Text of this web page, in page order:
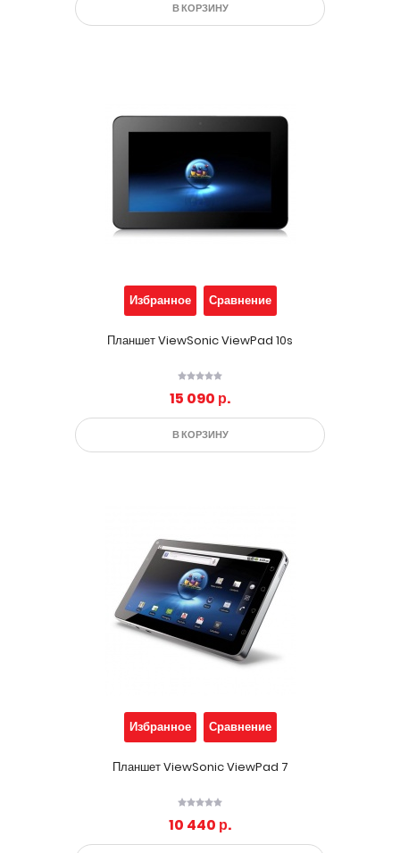
В КОРЗИНУ
Избранное Сравнение
Планшет ViewSonic ViewPad 10s
15 090 р.
В КОРЗИНУ
Избранное Сравнение
Планшет ViewSonic ViewPad 7
10 440 р.